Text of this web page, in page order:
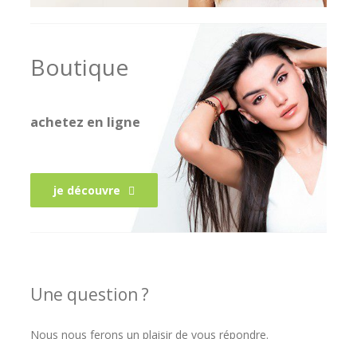
Boutique
achetez en ligne
je découvre
Une question ?
Nous nous ferons un plaisir de vous répondre.